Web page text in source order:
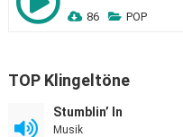
86 POP
TOP Klingeltöne
Stumblin’ In
Musik